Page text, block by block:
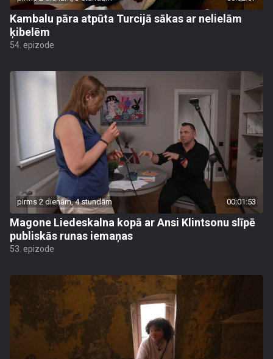
Kambalu pāra atpūta Turcijā sākas ar nelielām
ķibelēm
54. epizode
pirms 2 dienām, 4 stundām 00:01:53
Magone Liedeskalna kopā ar Ansi Klintsonu slīpē
publiskās runas iemaņas
53. epizode